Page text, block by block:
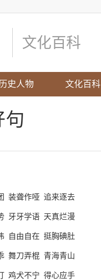
文化百科
史人物 文化百科
句
装聋作哑 追来逐去
牙牙学语 天真烂漫
自由自在 挺胸碘肚
舞刀弄棍 青海青山
鸡犬不宁 得心应手